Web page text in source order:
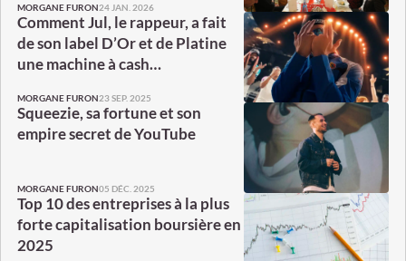
MORGANE FURON24 JAN. 2026
Comment Jul, le rappeur, a fait
de son label D’Or et de Platine
une machine à cash…
MORGANE FURON23 SEP. 2025
Squeezie, sa fortune et son
empire secret de YouTube
MORGANE FURON05 DÉC. 2025
Top 10 des entreprises à la plus
forte capitalisation boursière en
2025